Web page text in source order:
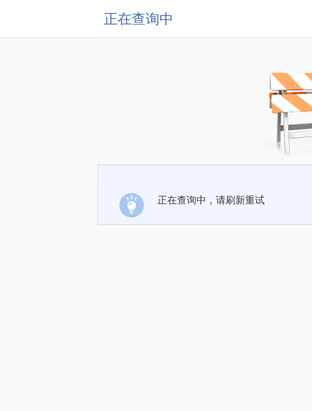
正在查询中
正在查询中，请刷新重试